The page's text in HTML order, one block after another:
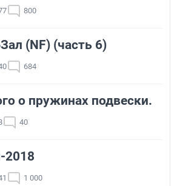
800
(NF) (часть 6)
684
о пружинах подвески.
40
2018
1 000